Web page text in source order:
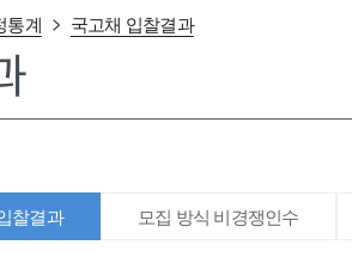
통계 국고채 입찰결과
찰결과 모집 방식 비경쟁인수